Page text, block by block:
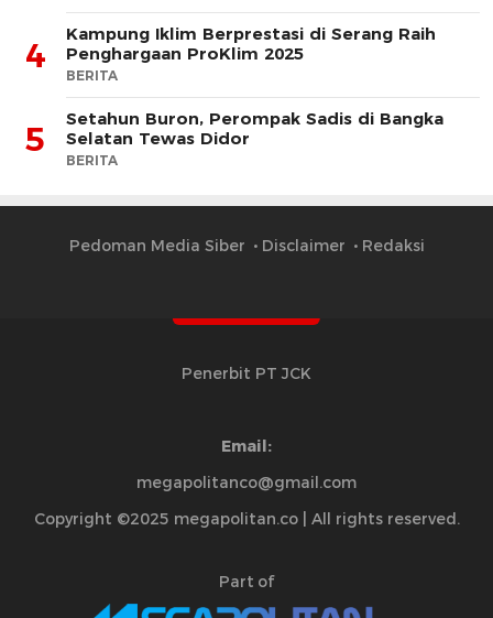
4
Kampung Iklim Berprestasi di Serang Raih
Penghargaan ProKlim 2025
BERITA
5
Setahun Buron, Perompak Sadis di Bangka
Selatan Tewas Didor
BERITA
Pedoman Media Siber Disclaimer Redaksi
Penerbit PT JCK
Email:
megapolitanco@gmail.com
Copyright ©2025 megapolitan.co | All rights reserved.
Part of